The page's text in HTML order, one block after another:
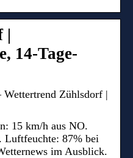
|
14-Tage-
Zühlsdorf |
15 km/h aus NO.
Luftfeuchte: 87% bei
im Ausblick.